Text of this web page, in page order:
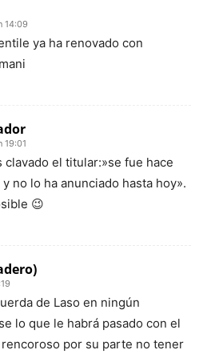
14:09
ya ha renovado con
19:01
clavado el titular:»se fue hace
no lo ha anunciado hasta hoy».
😉
de Laso en ningún
lo que le habrá pasado con el
por su parte no tener